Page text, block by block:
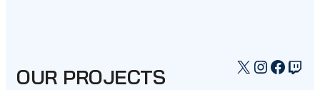
OUR PROJECTS X